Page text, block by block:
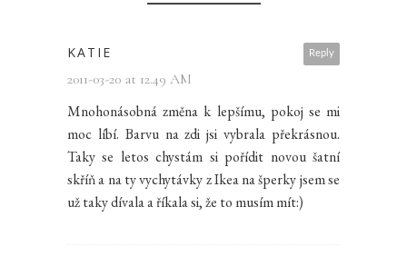
Reply
KATIE
2011-03-20 at 12.49 AM
Mnohonásobná změna k lepšímu, pokoj se mi
moc líbí. Barvu na zdi jsi vybrala překrásnou.
Taky se letos chystám si pořídit novou šatní
skříň a na ty vychytávky z Ikea na šperky jsem se
už taky dívala a říkala si, že to musím mít:)